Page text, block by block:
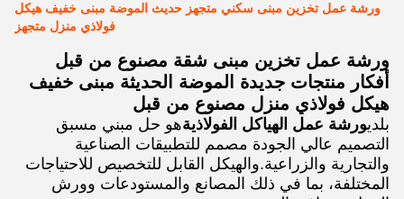
ورشة عمل تخزين مبنى سكني متجهز حديث الموضة مبنى خفيف هيكل
فولاذي منزل متجهز
ورشة عمل تخزين مبنى شقة مصنوع من قبل
أفكار منتجات جديدة الموضة الحديثة مبنى خفيف
هيكل فولاذي منزل مصنوع من قبل
بلديورشة عمل الهياكل الفولاذيةهو حل مبني مسبق
التصميم عالي الجودة مصمم للتطبيقات الصناعية
والتجارية والزراعية.والهيكل القابل للتخصيص للاحتياجات
المختلفة، بما في ذلك المصانع والمستودعات وورش